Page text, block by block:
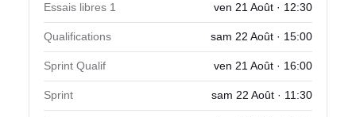
Essais libres 1 ven 21 Août · 12:30
Qualifications sam 22 Août · 15:00
Sprint Qualif ven 21 Août · 16:00
Sprint sam 22 Août · 11:30